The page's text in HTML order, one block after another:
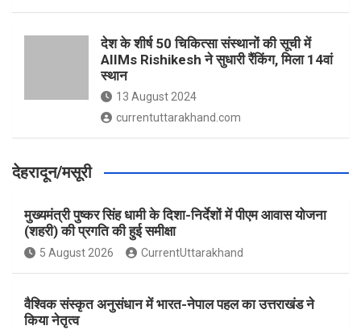
देश के शीर्ष 50 चिकित्सा संस्थानों की सूची में
AIIMs Rishikesh ने सुधारी रैंकिंग, मिला 14वां
स्थान
13 August 2024
currentuttarakhand.com
देहरादून/मसूरी
मुख्यमंत्री पुष्कर सिंह धामी के दिशा-निर्देशों में पीएम आवास योजना
(शहरी) की प्रगति की हुई समीक्षा
5 August 2026 CurrentUttarakhand
वैश्विक संस्कृत अनुसंधान में भारत-नेपाल पहल का उत्तराखंड ने
किया नेतृत्व